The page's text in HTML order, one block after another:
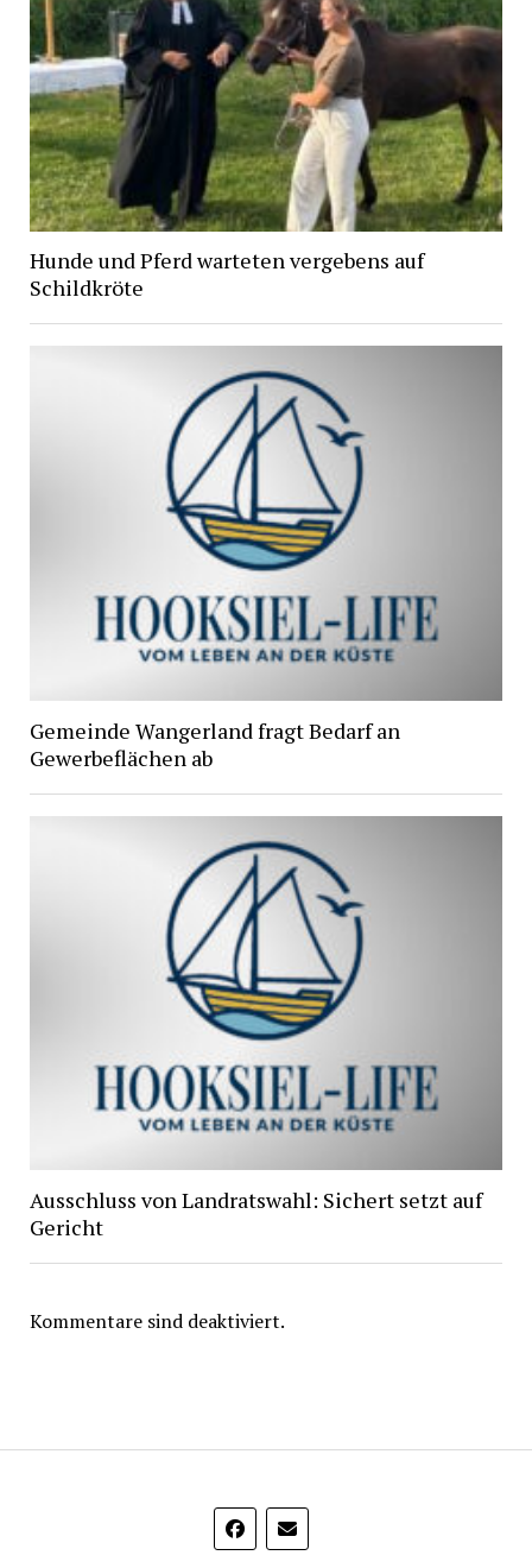
Hunde und Pferd warteten vergebens auf
Schildkröte
Gemeinde Wangerland fragt Bedarf an
Gewerbeflächen ab
Ausschluss von Landratswahl: Sichert setzt auf
Gericht
Kommentare sind deaktiviert.